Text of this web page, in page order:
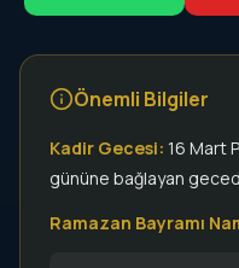
Önemli Bilgiler
Kadir Gecesi: 16 Mart
gününe bağlayan
Ramazan Bayramı